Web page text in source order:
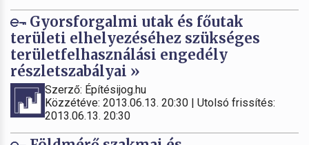
Gyorsforgalmi utak és főutak
területi elhelyezéséhez szükséges
területfelhasználási engedély
részletszabályai »
Szerző: Építésijog.hu
Közzétéve: 2013.06.13. 20:30 | Utolsó frissítés:
2013.06.13. 20:30